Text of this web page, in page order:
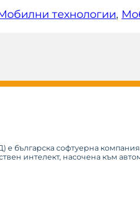
технологии,
българска софтуерна
интелект, насочена към